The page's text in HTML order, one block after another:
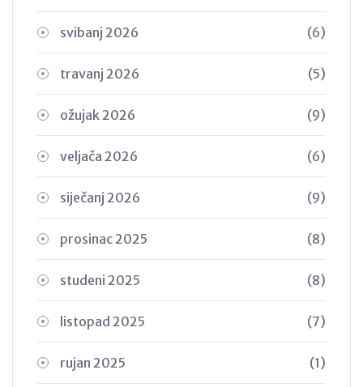
svibanj 2026 (6)
travanj 2026 (5)
ožujak 2026 (9)
veljača 2026 (6)
siječanj 2026 (9)
prosinac 2025 (8)
studeni 2025 (8)
listopad 2025 (7)
rujan 2025 (1)